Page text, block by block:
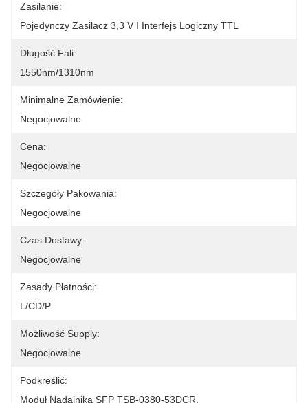
Zasilanie:
Pojedynczy Zasilacz 3,3 V I Interfejs Logiczny TTL
Długość Fali:
1550nm/1310nm
Minimalne Zamówienie:
Negocjowalne
Cena:
Negocjowalne
Szczegóły Pakowania:
Negocjowalne
Czas Dostawy:
Negocjowalne
Zasady Płatności:
L/CD/P
Możliwość Supply:
Negocjowalne
Podkreślić:
Moduł Nadajnika SFP TSB-0380-53DCR